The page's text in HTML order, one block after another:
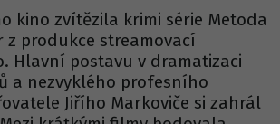
kino zvítězila krimi série Metoda
z produkce streamovací
Hlavní postavu v dramatizaci
a nezvyklého profesního
Jiřího Markoviče si zahrál